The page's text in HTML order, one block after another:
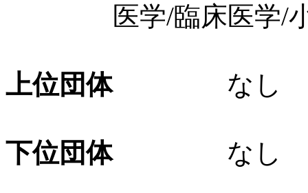
医学/臨床医学/小児
上位団体なし
下位団体なし